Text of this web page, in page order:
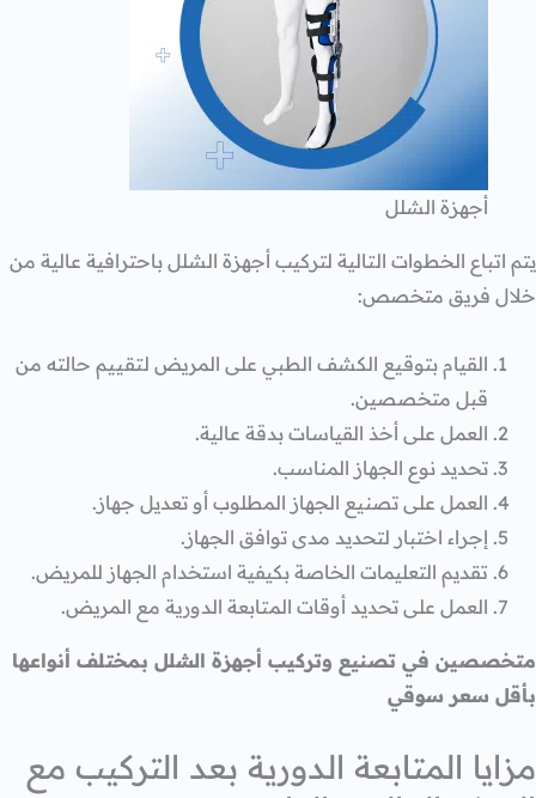
أجهزة الشلل
يتم اتباع الخطوات التالية لتركيب أجهزة الشلل باحترافية عالية من
خلال فريق متخصص:
القيام بتوقيع الكشف الطبي على المريض لتقييم حالته من
قبل متخصصين.
العمل على أخذ القياسات بدقة عالية.
تحديد نوع الجهاز المناسب.
العمل على تصنيع الجهاز المطلوب أو تعديل جهاز.
إجراء اختبار لتحديد مدى توافق الجهاز.
تقديم التعليمات الخاصة بكيفية استخدام الجهاز للمريض.
العمل على تحديد أوقات المتابعة الدورية مع المريض.
متخصصين في تصنيع وتركيب أجهزة الشلل بمختلف أنواعها
بأقل سعر سوقي
مزايا المتابعة الدورية بعد التركيب مع